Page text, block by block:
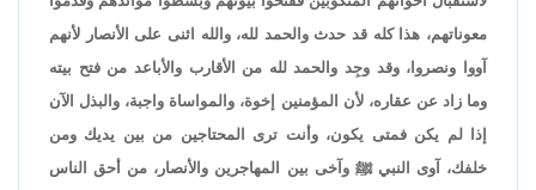
معوناتهم، هذا كله قد حدث والحمد لله، والله اثنى على الأنصار لأنهم
آووا ونصروا، وقد وجِد والحمد لله من الأقارب والأباعد من فتح بيته
وما زاد عن عقاره، لأن المؤمنين إخوة، والمواساة واجبة، والبذل الآن
إذا لم يكن فمتى يكون، وأنت ترى المحتاجين من بين يديك ومن
خلفك، آوى النبي ﷺ وآخى بين المهاجرين والأنصار، من أحق الناس